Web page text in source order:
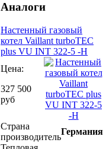
Аналоги
Настенный газовый
котел Vaillant turboTEC
plus VU INT 322-5 -H
Цена:
327 500
руб
Страна
производитель
Германия